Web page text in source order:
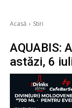
Acasă Stiri
AQUABIS:
astăzi, 6